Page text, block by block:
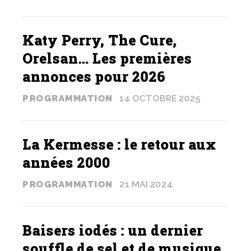
Katy Perry, The Cure,
Orelsan… Les premières
annonces pour 2026
PROGRAMMATION 14 OCTOBRE 2025
La Kermesse : le retour aux
années 2000
PROGRAMMATION 21 MAI 2024
Baisers iodés : un dernier